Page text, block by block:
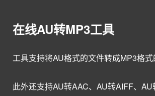
在线AU转MP3工具
工具支持将AU格式的文件转成MP3格式
此外还支持AU转AAC、AU转AIFF、